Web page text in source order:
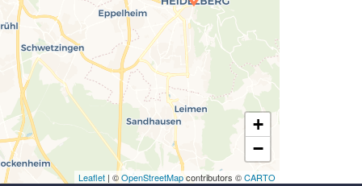
+
−
Leaflet | ©OpenStreetMapcontributors ©CARTO